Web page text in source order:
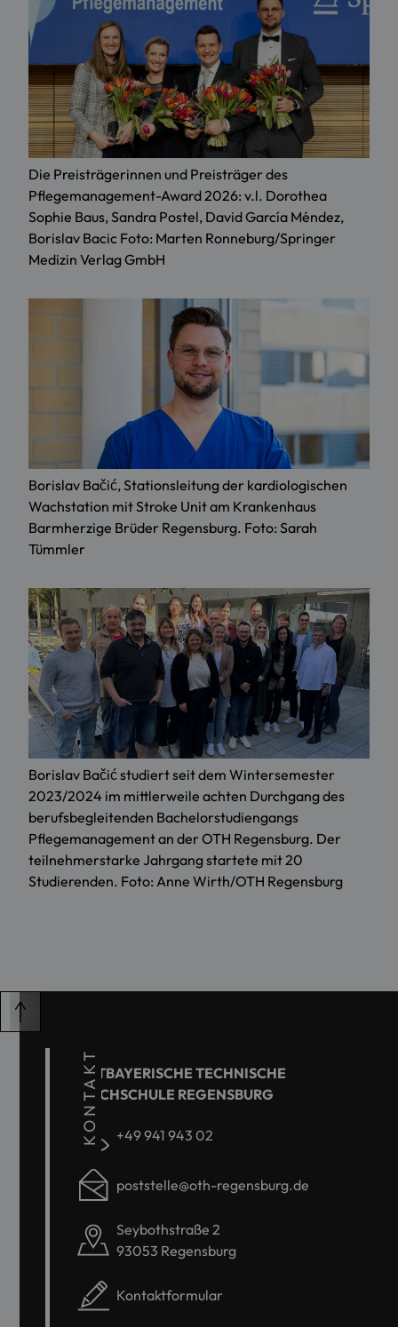
Die Preisträgerinnen und Preisträger des
Pflegemanagement-Award 2026: v.l. Dorothea
Sophie Baus, Sandra Postel, David García Méndez,
Borislav Bacic Foto: Marten Ronneburg/Springer
Medizin Verlag GmbH
Borislav Bačić, Stationsleitung der kardiologischen
Wachstation mit Stroke Unit am Krankenhaus
Barmherzige Brüder Regensburg. Foto: Sarah
Tümmler
Borislav Bačić studiert seit dem Wintersemester
2023/2024 im mittlerweile achten Durchgang des
berufsbegleitenden Bachelorstudiengangs
Pflegemanagement an der OTH Regensburg. Der
teilnehmerstarke Jahrgang startete mit 20
Studierenden. Foto: Anne Wirth/OTH Regensburg
KONTAKT
OSTBAYERISCHE TECHNISCHE
HOCHSCHULE REGENSBURG
+49 941 943 02
poststelle@oth-regensburg.de
Seybothstraße 2
93053 Regensburg
Kontaktformular